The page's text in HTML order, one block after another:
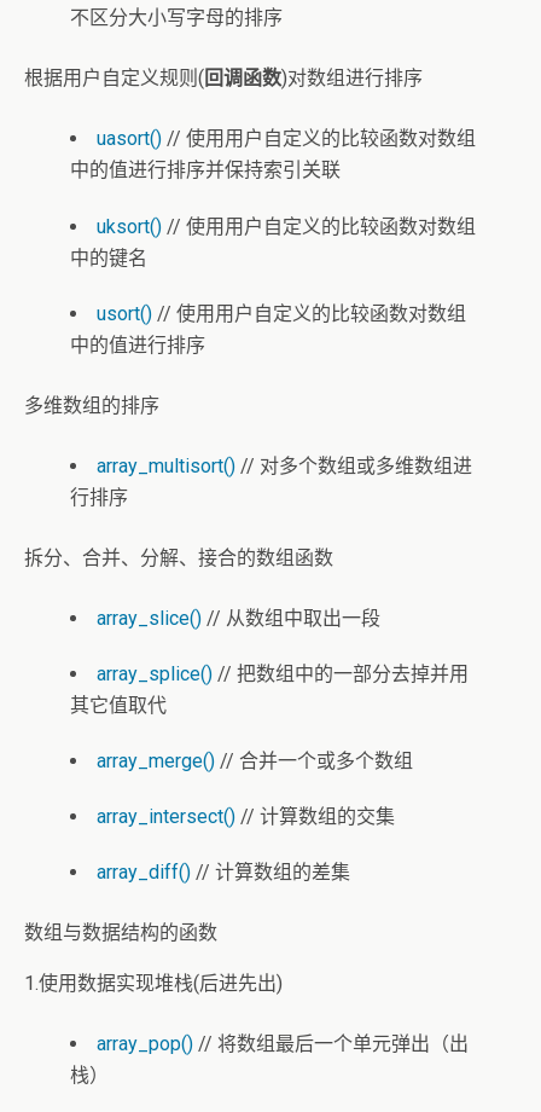
不区分大小写字母的排序
根据用户自定义规则( 回调函数)对数组进行排序
uasort() // 使用用户自定义的比较函数对数组
中的值进行排序并保持索引关联
uksort() // 使用用户自定义的比较函数对数组
中的键名
usort() // 使用用户自定义的比较函数对数组
中的值进行排序
多维数组的排序
array_multisort() // 对多个数组或多维数组进
行排序
拆分、合并、分解、接合的数组函数
array_slice() // 从数组中取出一段
array_splice() // 把数组中的一部分去掉并用
其它值取代
array_merge() // 合并一个或多个数组
array_intersect() // 计算数组的交集
array_diff() // 计算数组的差集
数组与数据结构的函数
1.使用数据实现堆栈(后进先出)
array_pop() // 将数组最后一个单元弹出（出
栈）